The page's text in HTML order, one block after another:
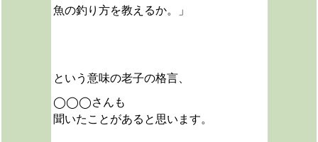
魚の釣り方を教えるか。」
という意味の老子の格言、
◯◯◯さんも
聞いたことがあると思います。